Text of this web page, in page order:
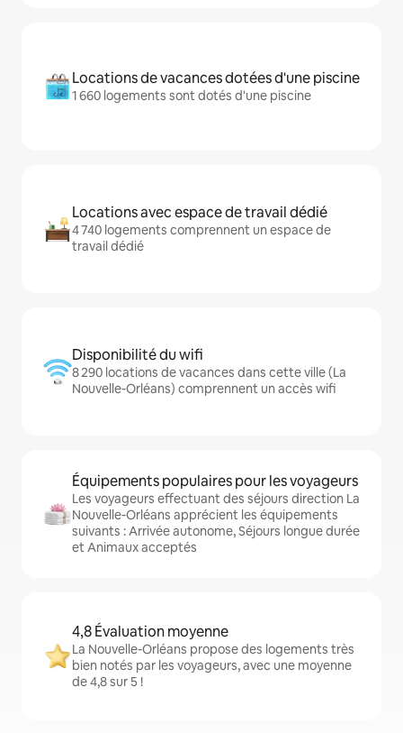
Locations de vacances dotées d'une piscine
1 660 logements sont dotés d'une piscine
Locations avec espace de travail dédié
4 740 logements comprennent un espace de
travail dédié
Disponibilité du wifi
8 290 locations de vacances dans cette ville (La
Nouvelle-Orléans) comprennent un accès wifi
Équipements populaires pour les voyageurs
Les voyageurs effectuant des séjours direction La
Nouvelle-Orléans apprécient les équipements
suivants : Arrivée autonome, Séjours longue durée
et Animaux acceptés
4,8 Évaluation moyenne
La Nouvelle-Orléans propose des logements très
bien notés par les voyageurs, avec une moyenne
de 4,8 sur 5 !